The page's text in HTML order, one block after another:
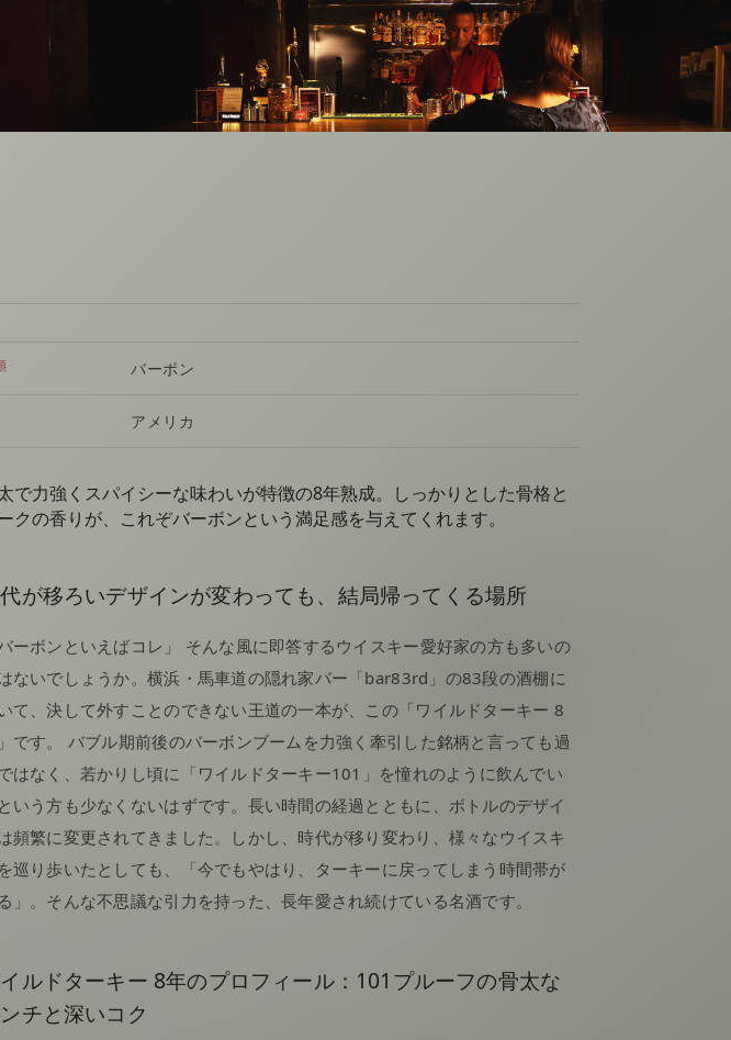
バーボン
アメリカ
で力強くスパイシーな味わいが特徴の8年熟成。しっかりとした骨格と
クの香りが、これぞバーボンという満足感を与えてくれます。
が移ろいデザインが変わっても、結局帰ってくる場所
バーボンといえばコレ」 そんな風に即答するウイスキー愛好家の方も多いの
ないでしょうか。横浜・馬車道の隠れ家バー「bar83rd」の83段の酒棚に
て、決して外すことのできない王道の一本が、この「ワイルドターキー 8
です。 バブル期前後のバーボンブームを力強く牽引した銘柄と言っても過
はなく、若かりし頃に「ワイルドターキー101」を憧れのように飲んでい
いう方も少なくないはずです。長い時間の経過とともに、ボトルのデザイ
頻繁に変更されてきました。しかし、時代が移り変わり、様々なウイスキ
巡り歩いたとしても、「今でもやはり、ターキーに戻ってしまう時間帯が
」。そんな不思議な引力を持った、長年愛され続けている名酒です。
ルドターキー 8年のプロフィール：101プルーフの骨太な
チと深いコク